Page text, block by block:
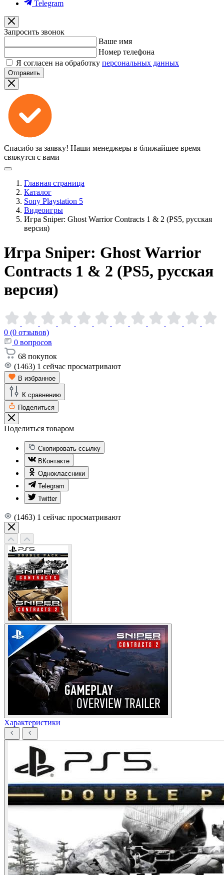
Telegram
Запросить звонок
Ваше имя
Номер телефона
Я согласен на обработку персональных данных
Отправить
Спасибо за заявку! Наши менеджеры в ближайшее время
свяжутся с вами
Главная страница
Каталог
Sony Playstation 5
Видеоигры
Игра Sniper: Ghost Warrior Contracts 1 & 2 (PS5, русская
версия)
Игра Sniper: Ghost Warrior
Contracts 1 & 2 (PS5, русская
версия)
0 (0 отзывов)
0 вопросов
68 покупок
(1463) 1 сейчас просматривают
В избранное
К сравнению
Поделиться
Поделиться товаром
Скопировать ссылку
ВКонтакте
Одноклассники
Telegram
Twitter
(1463) 1 сейчас просматривают
Характеристики